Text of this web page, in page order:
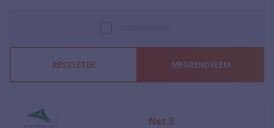
RÉSZLETEK MEGRENDELEM
Net S